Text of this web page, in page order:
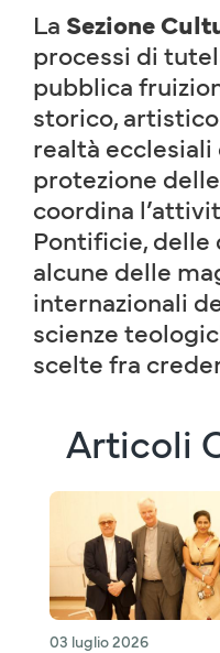
La Sezione
processi di
pubblica
storico,
realtà ecclesiali
protezione
coordina
Pontificie, delle
alcune delle
internazionali
scienze
scelte fra
Articoli
03 luglio 2026